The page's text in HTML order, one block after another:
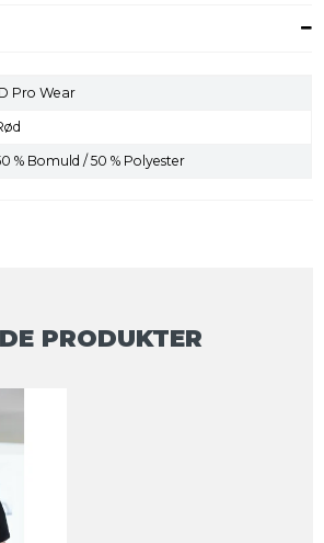
Pro Wear
% Bomuld / 50 % Polyester
PRODUKTER